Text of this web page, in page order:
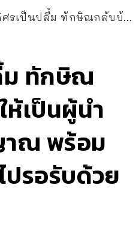
สาวญี่ปุ่นโดนแมวตัวเองกัด ไม่ได้ไปหาหมอตั้งแต่เนิ่นๆ สุดท้ายขาบวม กลายเป็นโรคเนื้อเน่า เตือนทาสแมวทั้งหลายให้ระวัง
ปลื้ม ทักษิณกลับบ้าน ยกให้เป็นผู้นำทางจิตวิญญาณ พร้อมชวนประยุทธ์ไปรอรับด้วยกัน
ม ทักษิณ
เป็นผู้นำ
ณ พร้อม
ปรอรับด้วย